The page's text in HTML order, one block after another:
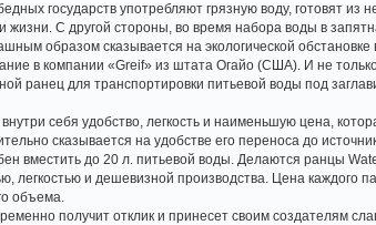
государств употребляют грязную воду, готовят из
С другой стороны, во время набора воды в
образом сказывается на экологической обстановке
в компании «Greif» из штата Огайо (США). И не
ранец для транспортировки питьевой воды под
себя удобство, легкость и наименьшую цена,
сказывается на удобстве его переноса до
вместить до 20 л. питьевой воды. Делаются ранцы
и дешевизной производства. Цена каждого
объема.
получит отклик и принесет своим создателям